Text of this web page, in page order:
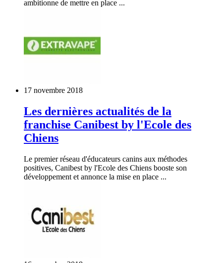
ambitionne de mettre en place ...
17 novembre 2018
Les dernières actualités de la
franchise Canibest by l'Ecole des
Chiens
Le premier réseau d'éducateurs canins aux méthodes
positives, Canibest by l'Ecole des Chiens booste son
développement et annonce la mise en place ...